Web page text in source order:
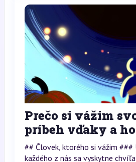
Prečo si vážim
príbeh vďaky a
## Človek, ktorého si vážim ###
každého z nás sa vyskytne